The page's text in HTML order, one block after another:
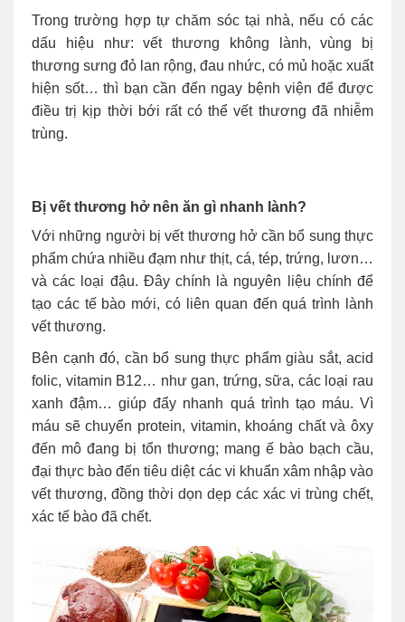
Trong trường hợp tự chăm sóc tại nhà, nếu có các
dấu hiệu như: vết thương không lành, vùng bị
thương sưng đỏ lan rộng, đau nhức, có mủ hoặc xuất
hiện sốt… thì bạn cần đến ngay bệnh viện để được
điều trị kịp thời bới rất có thể vết thương đã nhiễm
trùng.
Bị vết thương hở nên ăn gì nhanh lành?
Với những người bị vết thương hở cần bổ sung thực
phẩm chứa nhiều đạm như thịt, cá, tép, trứng, lươn…
và các loại đậu. Đây chính là nguyên liệu chính để
tạo các tế bào mới, có liên quan đến quá trình lành
vết thương.
Bên cạnh đó, cần bổ sung thực phẩm giàu sắt, acid
folic, vitamin B12… như gan, trứng, sữa, các loại rau
xanh đậm… giúp đẩy nhanh quá trình tạo máu. Vì
máu sẽ chuyển protein, vitamin, khoáng chất và ôxy
đến mô đang bị tổn thương; mang ế bào bạch cầu,
đại thực bào đến tiêu diệt các vi khuẩn xâm nhập vào
vết thương, đồng thời dọn dẹp các xác vi trùng chết,
xác tế bào đã chết.